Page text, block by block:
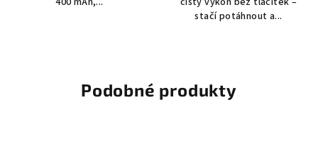
stačí potáhnout a...
Podobné produkty